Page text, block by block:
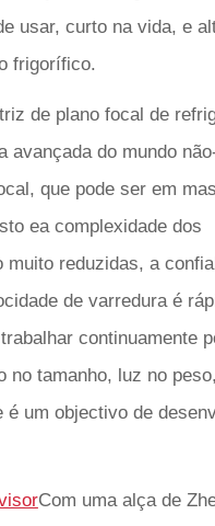
usar, curto na vida, e
frigorífico.
de plano focal de
avançada do mundo
que pode ser em
ea complexidade dos
muito reduzidas, a
de varredura é
continuamente
no tamanho, luz no
é um objectivo de
Com uma alça de